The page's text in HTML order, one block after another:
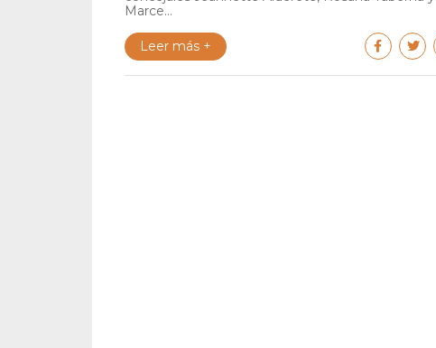
Marce...
Leer más +